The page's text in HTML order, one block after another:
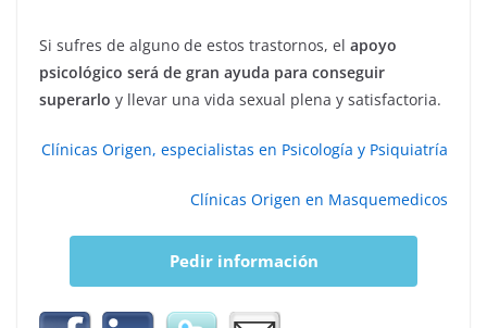
Si sufres de alguno de estos trastornos, el apoyo
psicológico será de gran ayuda para conseguir
superarlo y llevar una vida sexual plena y satisfactoria.
Clínicas Origen, especialistas en Psicología y Psiquiatría
Clínicas Origen en Masquemedicos
Pedir información